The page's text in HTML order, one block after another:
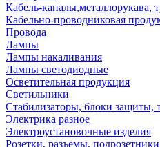
Кабель-каналы,металлорукава,
Кабельно-проводниковая
Провода
Лампы
Лампы накаливания
Лампы светодиодные
Осветительная продукция
Светильники
Стабилизаторы, блоки защиты,
Электрика разное
Электроустановочные изделия
Розетки, разъемы, подрозетники